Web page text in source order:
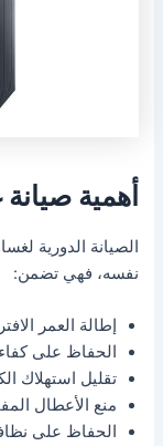
أهمية
الصيانة الدورية
نفسه، فهي تضمن:
إطالة العمر
الحفاظ على
تقليل استهلاك
منع الأعطال
الحفاظ على